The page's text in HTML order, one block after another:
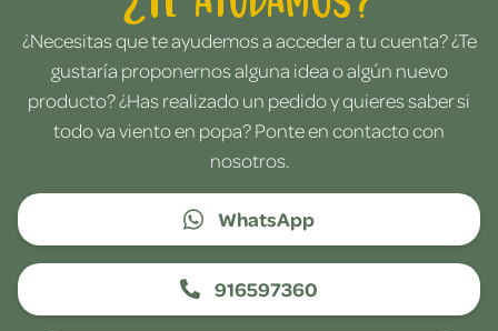
¿Necesitas que te ayudemos a acceder a tu cuenta? ¿Te
gustaría proponernos alguna idea o algún nuevo
producto? ¿Has realizado un pedido y quieres saber si
todo va viento en popa? Ponte en contacto con
nosotros.
WhatsApp
916597360